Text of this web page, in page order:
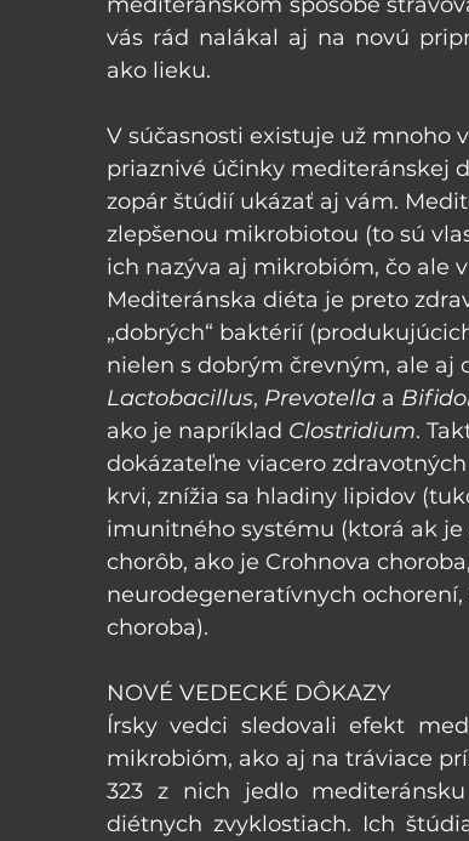
vás rád nalákal aj na novú
ako lieku.
V súčasnosti existuje už mnoho
priaznivé účinky mediteránskej
zopár štúdií ukázať aj vám.
zlepšenou mikrobiotou (to sú
ich nazýva aj mikrobióm, čo ale
Mediteránska diéta je preto
„dobrých“ baktérií
nielen s dobrým črevným, ale aj
Lactobacillus, Prevotella a
ako je napríklad Clostridium.
dokázateľne viacero
krvi, znížia sa hladiny lipidov
imunitného systému (ktorá ak
chorôb, ako je Crohnova
neurodegeneratívnych
choroba).
NOVÉ VEDECKÉ DÔKAZY
Írsky vedci sledovali efekt
mikrobióm, ako aj na tráviace
323 z nich jedlo
diétnych zvyklostiach. Ich